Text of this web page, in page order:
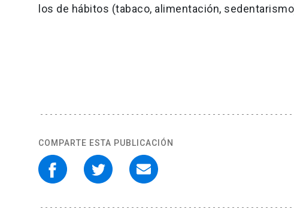
los de hábitos (tabaco, alimentación,
COMPARTE ESTA PUBLICACIÓN